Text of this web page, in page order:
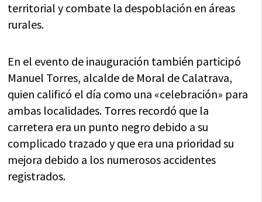
territorial y combate la despoblación en áreas
rurales.
En el evento de inauguración también participó
Manuel Torres, alcalde de Moral de Calatrava,
quien calificó el día como una «celebración» para
ambas localidades. Torres recordó que la
carretera era un punto negro debido a su
complicado trazado y que era una prioridad su
mejora debido a los numerosos accidentes
registrados.